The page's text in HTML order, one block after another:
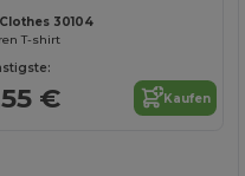
30104
T-shirt
€ Kaufen